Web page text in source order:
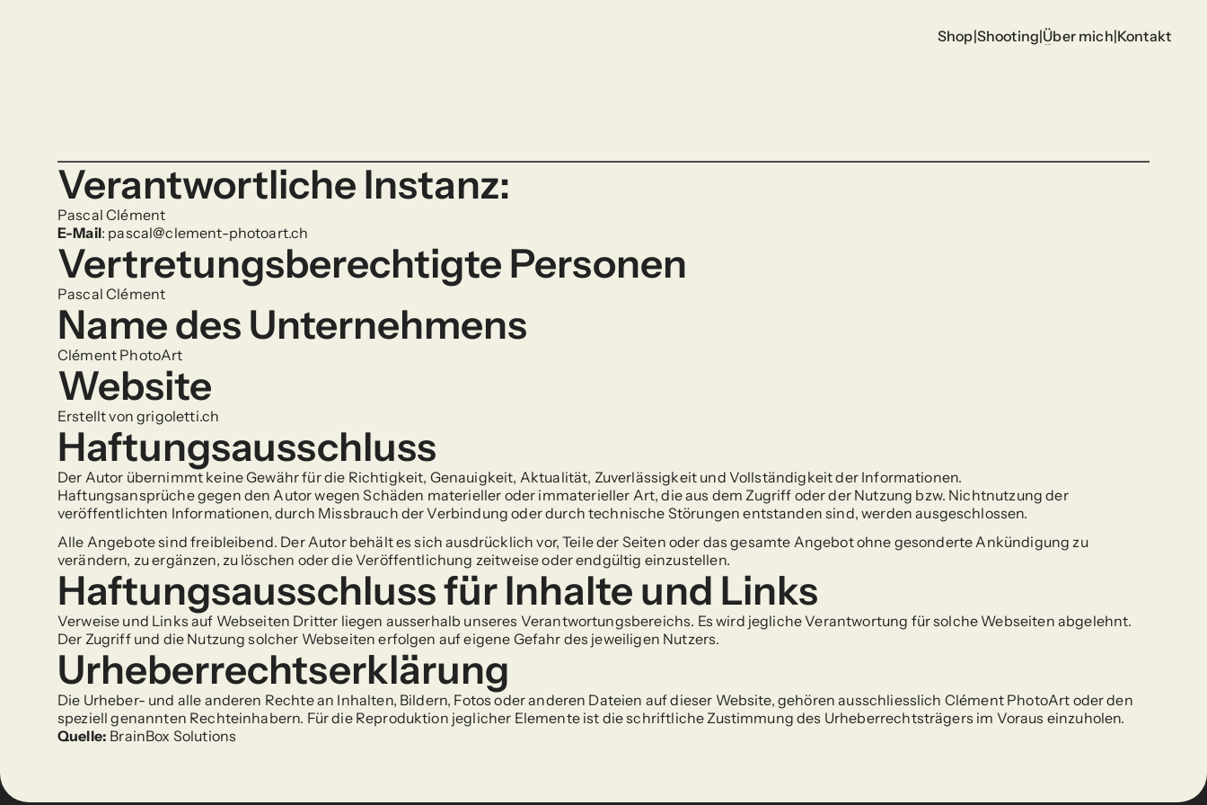
Shop|Shooting|Über mich|Kontakt
IMPRESSU M
Verantwortliche Instanz:
Pascal Clément
E-Mail: pascal@clement-photoart.ch
Vertretungsberechtigte Personen
Pascal Clément
Name des Unternehmens
Clément PhotoArt
Website
Erstellt von grigoletti.ch
Haftungsausschluss
Der Autor übernimmt keine Gewähr für die Richtigkeit, Genauigkeit, Aktualität, Zuverlässigkeit und Vollständigkeit der Informationen.
Haftungsansprüche gegen den Autor wegen Schäden materieller oder immaterieller Art, die aus dem Zugriff oder der Nutzung bzw. Nichtnutzung der
veröffentlichten Informationen, durch Missbrauch der Verbindung oder durch technische Störungen entstanden sind, werden ausgeschlossen.
Alle Angebote sind freibleibend. Der Autor behält es sich ausdrücklich vor, Teile der Seiten oder das gesamte Angebot ohne gesonderte Ankündigung zu
verändern, zu ergänzen, zu löschen oder die Veröffentlichung zeitweise oder endgültig einzustellen.
Haftungsausschluss für Inhalte und Links
Verweise und Links auf Webseiten Dritter liegen ausserhalb unseres Verantwortungsbereichs. Es wird jegliche Verantwortung für solche Webseiten abgelehnt.
Der Zugriff und die Nutzung solcher Webseiten erfolgen auf eigene Gefahr des jeweiligen Nutzers.
Urheberrechtserklärung
Die Urheber- und alle anderen Rechte an Inhalten, Bildern, Fotos oder anderen Dateien auf dieser Website, gehören ausschliesslich Clément PhotoArt oder den
speziell genannten Rechteinhabern. Für die Reproduktion jeglicher Elemente ist die schriftliche Zustimmung des Urheberrechtsträgers im Voraus einzuholen.
Quelle: BrainBox Solutions